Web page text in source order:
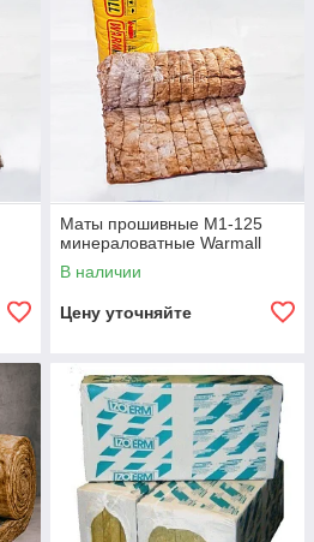
Маты прошивные М1-125
минераловатные Warmall
В наличии
Цену уточняйте